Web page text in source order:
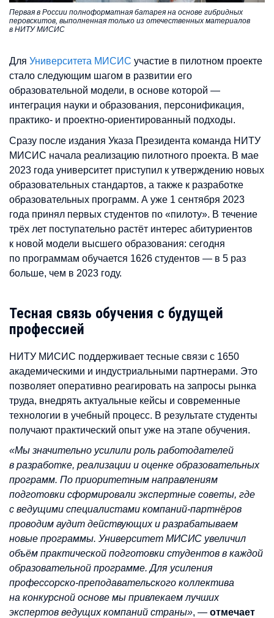
Первая в России полноформатная батарея на основе гибридных
перовскитов, выполненная только из отечественных материалов
в НИТУ МИСИС
Для Университета МИСИС участие в пилотном проекте
стало следующим шагом в развитии его
образовательной модели, в основе которой —
интеграция науки и образования, персонификация,
практико- и проектно-ориентированный подходы.
Сразу после издания Указа Президента команда НИТУ
МИСИС начала реализацию пилотного проекта. В мае
2023 года университет приступил к утверждению новых
образовательных стандартов, а также к разработке
образовательных программ. А уже 1 сентября 2023
года принял первых студентов по «пилоту». В течение
трёх лет поступательно растёт интерес абитуриентов
к новой модели высшего образования: сегодня
по программам обучается 1626 студентов — в 5 раз
больше, чем в 2023 году.
Тесная связь обучения с будущей
профессией
НИТУ МИСИС поддерживает тесные связи с 1650
академическими и индустриальными партнерами. Это
позволяет оперативно реагировать на запросы рынка
труда, внедрять актуальные кейсы и современные
технологии в учебный процесс. В результате студенты
получают практический опыт уже на этапе обучения.
«Мы значительно усилили роль работодателей
в разработке, реализации и оценке образовательных
программ. По приоритетным направлениям
подготовки сформировали экспертные советы, где
с ведущими специалистами компаний-партнёров
проводим аудит действующих и разрабатываем
новые программы. Университет МИСИС увеличил
объём практической подготовки студентов в каждой
образовательной программе. Для усиления
профессорско-преподавательского коллектива
на конкурсной основе мы привлекаем лучших
экспертов ведущих компаний страны», — отмечает